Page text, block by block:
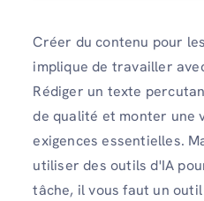
Créer du contenu pour
implique de travailler
Rédiger un texte
de qualité et monter une
exigences essentielles.
utiliser des outils d'IA
tâche, il vous faut un